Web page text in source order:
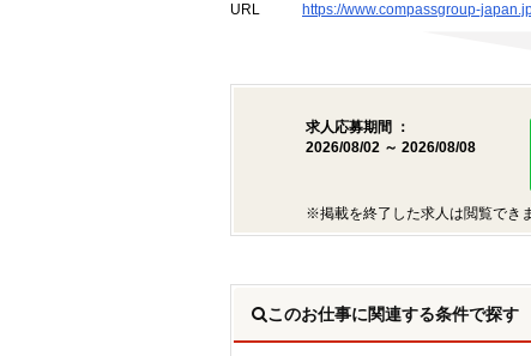
URL
https://www.compassgroup-
求人応募期間 ：
2026/08/02 ～ 2026/08/08
※掲載を終了した求人は閲覧でき
このお仕事に関連する条件で探す